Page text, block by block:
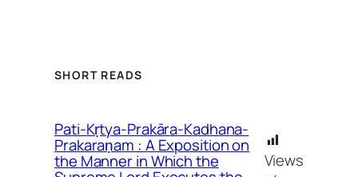
SHORT READS
Pati-Kṛtya-Prakāra-Kadhana-
Prakaraṇam : A Exposition on
the Manner in Which the
Views